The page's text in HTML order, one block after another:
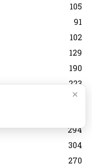
105
91
102
129
190
223
275
294
304
270
×